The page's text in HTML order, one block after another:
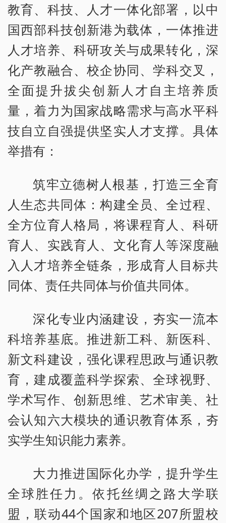
教育、科技、人才一体化部署，以中
国西部科技创新港为载体，一体推进
人才培养、科研攻关与成果转化，深
化产教融合、校企协同、学科交叉，
全面提升拔尖创新人才自主培养质
量，着力为国家战略需求与高水平科
技自立自强提供坚实人才支撑。具体
举措有：
筑牢立德树人根基，打造三全育
人生态共同体：构建全员、全过程、
全方位育人格局，将课程育人、科研
育人、实践育人、文化育人等深度融
入人才培养全链条，形成育人目标共
同体、责任共同体与价值共同体。
深化专业内涵建设，夯实一流本
科培养基底。推进新工科、新医科、
新文科建设，强化课程思政与通识教
育，建成覆盖科学探索、全球视野、
学术写作、创新思维、艺术审美、社
会认知六大模块的通识教育体系，夯
实学生知识能力素养。
大力推进国际化办学，提升学生
全球胜任力。依托丝绸之路大学联
盟，联动44个国家和地区207所盟校